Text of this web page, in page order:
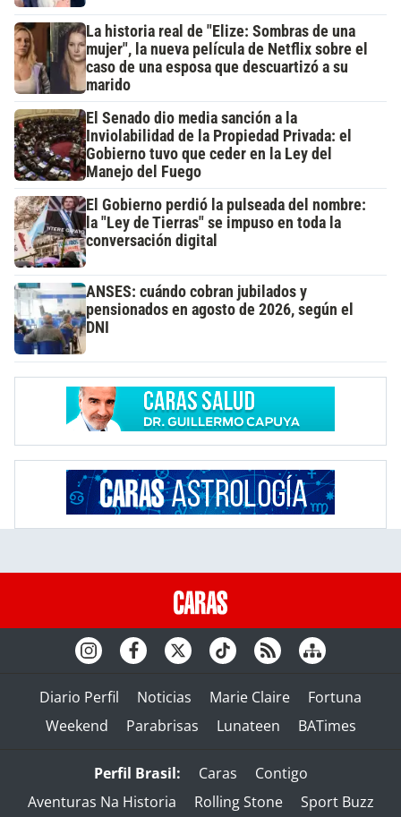
La historia real de "Elize: Sombras de una
mujer", la nueva película de Netflix sobre el
caso de una esposa que descuartizó a su
marido
El Senado dio media sanción a la
Inviolabilidad de la Propiedad Privada: el
Gobierno tuvo que ceder en la Ley del
Manejo del Fuego
El Gobierno perdió la pulseada del nombre:
la "Ley de Tierras" se impuso en toda la
conversación digital
ANSES: cuándo cobran jubilados y
pensionados en agosto de 2026, según el
DNI
Diario Perfil Noticias Marie Claire
Fortuna
Weekend
Parabrisas Lunateen BATimes
Perfil Brasil: Caras
Contigo
Aventuras Na Historia
Rolling Stone Sport Buzz